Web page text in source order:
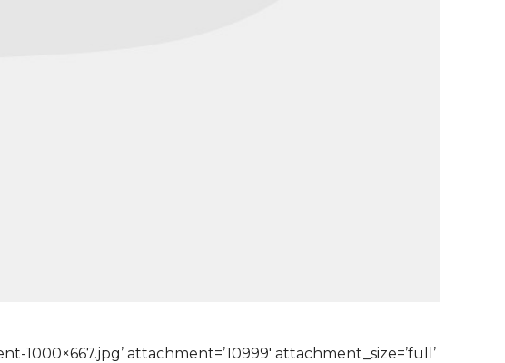
attachment=’10999′ attachment_size=’full’